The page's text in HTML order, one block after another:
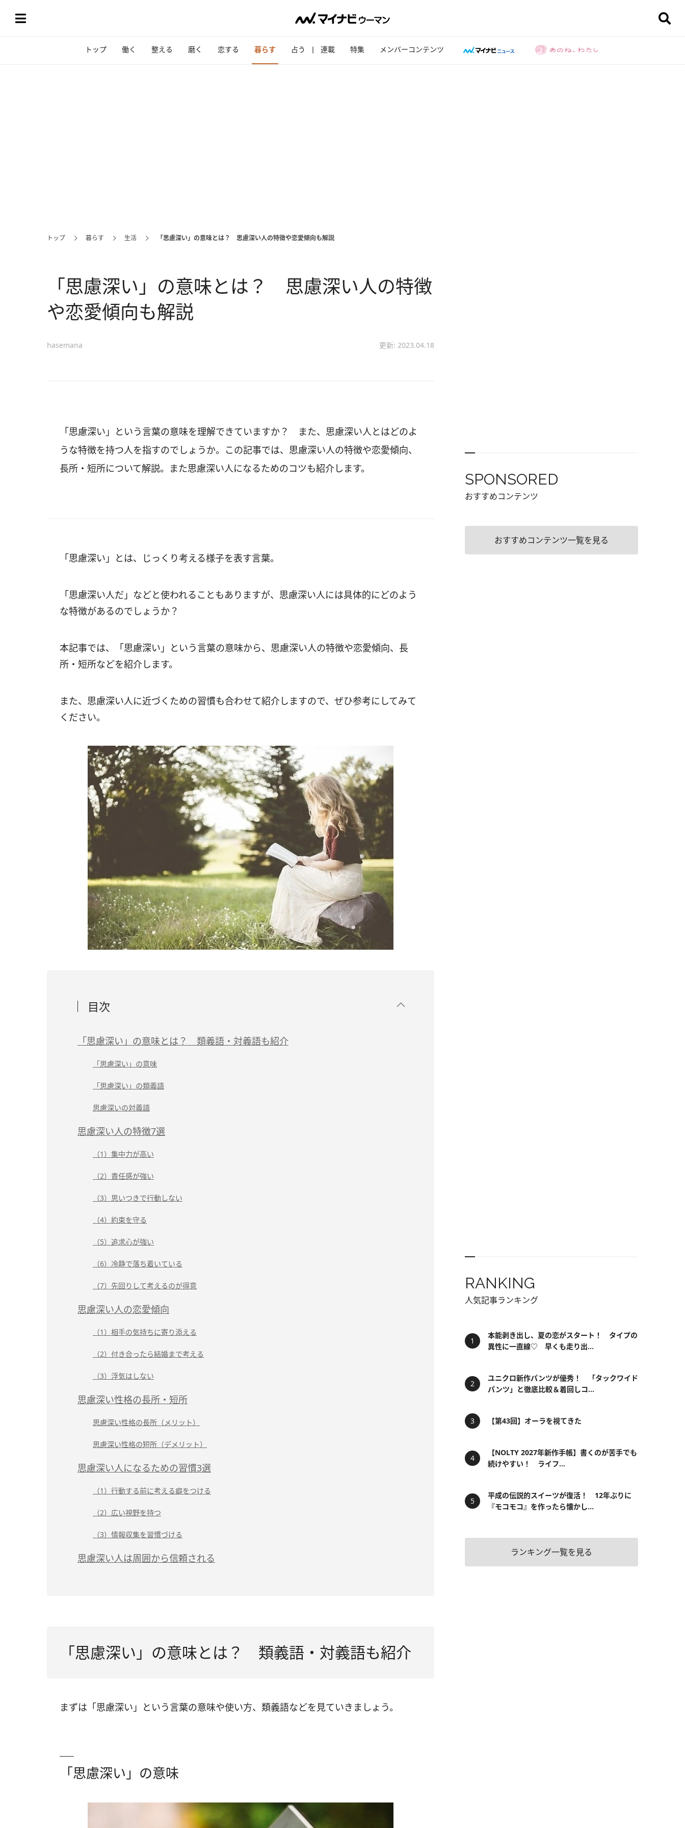
トップ 働く 整える 磨く 恋する 暮らす 占う 連載 特集 メンバーコンテンツ
トップ 暮らす 生活 「思慮深い」の意味とは？ 思慮深い人の特徴や恋愛傾向も解説
「思慮深い」の意味とは？ 思慮深い人の特徴
や恋愛傾向も解説
hasemana 更新: 2023.04.18
「思慮深い」という言葉の意味を理解できていますか？ また、思慮深い人とはどのよ
うな特徴を持つ人を指すのでしょうか。この記事では、思慮深い人の特徴や恋愛傾向、
長所・短所について解説。また思慮深い人になるためのコツも紹介します。
「思慮深い」とは、じっくり考える様子を表す言葉。
「思慮深い人だ」などと使われることもありますが、思慮深い人には具体的にどのよう
な特徴があるのでしょうか？
本記事では、「思慮深い」という言葉の意味から、思慮深い人の特徴や恋愛傾向、長
所・短所などを紹介します。
また、思慮深い人に近づくための習慣も合わせて紹介しますので、ぜひ参考にしてみて
ください。
目次
「思慮深い」の意味とは？ 類義語・対義語も紹介
「思慮深い」の意味
「思慮深い」の類義語
思慮深いの対義語
思慮深い人の特徴7選
（1）集中力が高い
（2）責任感が強い
（3）思いつきで行動しない
（4）約束を守る
（5）追求心が強い
（6）冷静で落ち着いている
（7）先回りして考えるのが得意
思慮深い人の恋愛傾向
（1）相手の気持ちに寄り添える
（2）付き合ったら結婚まで考える
（3）浮気はしない
思慮深い性格の長所・短所
思慮深い性格の長所（メリット）
思慮深い性格の短所（デメリット）
思慮深い人になるための習慣3選
（1）行動する前に考える癖をつける
（2）広い視野を持つ
（3）情報収集を習慣づける
思慮深い人は周囲から信頼される
「思慮深い」の意味とは？ 類義語・対義語も紹介
まずは「思慮深い」という言葉の意味や使い方、類義語などを見ていきましょう。
「思慮深い」の意味
SPONSORED
おすすめコンテンツ
おすすめコンテンツ一覧を見る
RANKING
人気記事ランキング
本能剥き出し、夏の恋がスタート！ タイプの
異性に一直線♡ 早くも走り出...
ユニクロ新作パンツが優秀！ 「タックワイド
パンツ」と徹底比較＆着回しコ...
【第43回】オーラを視てきた
【NOLTY 2027年新作手帳】書くのが苦手でも
続けやすい！ ライフ...
平成の伝説的スイーツが復活！ 12年ぶりに
『モコモコ』を作ったら懐かし...
ランキング一覧を見る